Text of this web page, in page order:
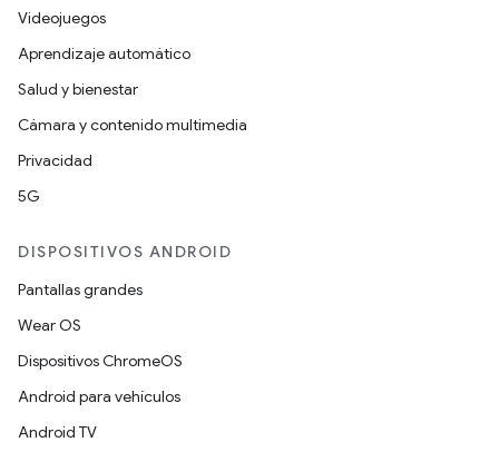
Videojuegos
Aprendizaje automático
Salud y bienestar
Cámara y contenido multimedia
Privacidad
5G
DISPOSITIVOS ANDROID
Pantallas grandes
Wear OS
Dispositivos ChromeOS
Android para vehículos
Android TV